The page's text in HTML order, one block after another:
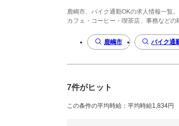
鹿嶋市、バイク通勤OKの求人情報一覧。
カフェ・コーヒー・喫茶店、事務など
鹿嶋市 バイク通
7件がヒット
この条件の平均時給：平均時給1,834円